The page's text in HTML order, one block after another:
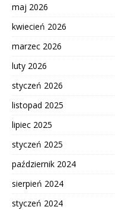
maj 2026
kwiecień 2026
marzec 2026
luty 2026
styczeń 2026
listopad 2025
lipiec 2025
styczeń 2025
październik 2024
sierpień 2024
styczeń 2024